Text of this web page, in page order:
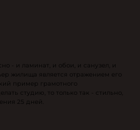
- и ламинат, и обои, и санузел, и
жилища является отражением его
пример грамотного
студию, то только так - стильно,
25 дней.